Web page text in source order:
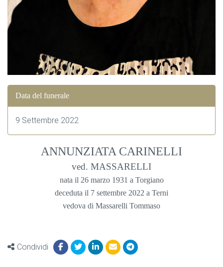
Data del funerale
9 Settembre 2022
ANNUNZIATA CARINELLI
ved. MASSARELLI
nata il 26 marzo 1931 a Torgiano
deceduta il 7 settembre 2022 a Terni
vedova di Massarelli Tommaso
Condividi